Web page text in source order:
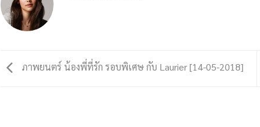
ภาพยนตร์ น้องพี่ที่รัก รอบพิเศษ กับ Laurier [14-05-2018]